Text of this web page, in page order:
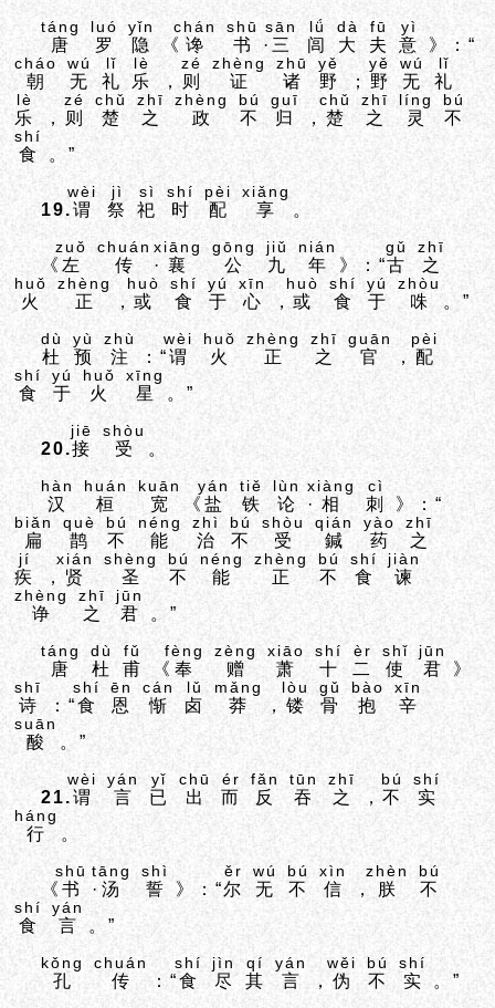
唐
táng
罗
luó
隐
yǐn
《 谗
chán
书
shū
· 三
sān
闾
lǘ
大
dà
夫
fū
意
yì
》：“
朝
cháo
无
wú
礼
lǐ
乐
lè
， 则
zé
证
zhèng
诸
zhū
野
yě
； 野
yě
无
wú
礼
lǐ
乐
lè
， 则
zé
楚
chǔ
之
zhī
政
zhèng
不
bú
归
guī
， 楚
chǔ
之
zhī
灵
líng
不
bú
食
shí
。”
19.谓
wèi
祭
jì
祀
sì
时
shí
配
pèi
享
xiǎng
。
《左
zuǒ
传
chuán
· 襄
xiāng
公
gōng
九
jiǔ
年
nián
》：“古
gǔ
之
zhī
火
huǒ
正
zhèng
，或
huò
食
shí
于
yú
心
xīn
，或
huò
食
shí
于
yú
咮
zhòu
。”
杜
dù
预
yù
注
zhù
：“谓
wèi
火
huǒ
正
zhèng
之
zhī
官
guān
， 配
pèi
食
shí
于
yú
火
huǒ
星
xīng
。”
20.接
jiē
受
shòu
。
汉
hàn
桓
huán
宽
kuān
《 盐
yán
铁
tiě
论
lùn
· 相
xiàng
刺
cì
》：“
扁
biǎn
鹊
què
不
bú
能
néng
治
zhì
不
bú
受
shòu
鍼
qián
药
yào
之
zhī
疾
jí
， 贤
xián
圣
shèng
不
bú
能
néng
正
zhèng
不
bú
食
shí
谏
jiàn
诤
zhèng
之
zhī
君
jūn
。”
唐
táng
杜
dù
甫
fǔ
《 奉
fèng
赠
zèng
萧
xiāo
十
shí
二
èr
使
shǐ
君
jūn
》
诗
shī
：“食
shí
恩
ēn
惭
cán
卤
lǔ
莽
mǎng
， 镂
lòu
骨
gǔ
抱
bào
辛
xīn
酸
suān
。”
21.谓
wèi
言
yán
已
yǐ
出
chū
而
ér
反
fǎn
吞
tūn
之
zhī
，不
bú
实
shí
行
háng
。
《 书
shū
· 汤
tāng
誓
shì
》：“尔
ěr
无
wú
不
bú
信
xìn
， 朕
zhèn
不
bú
食
shí
言
yán
。”
孔
kǒng
传
chuán
：“食
shí
尽
jìn
其
qí
言
yán
， 伪
wěi
不
bú
实
shí
。”